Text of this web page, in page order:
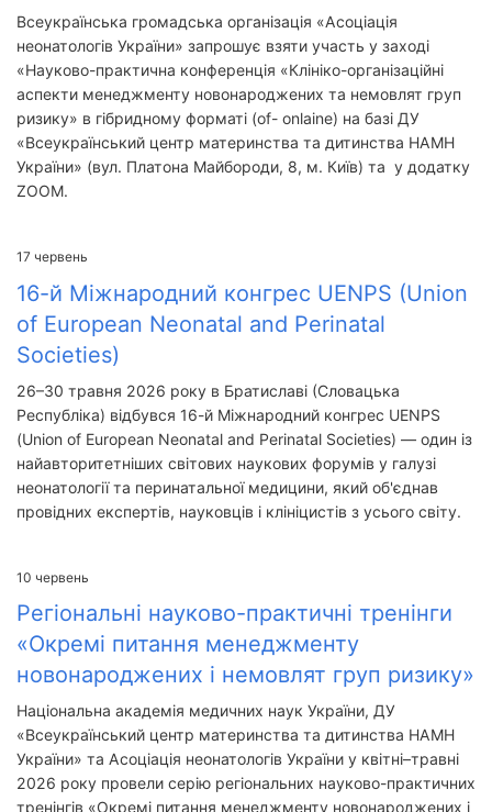
Всеукраїнська громадська організація «Асоціація
неонатологів України» запрошує взяти участь у заході
«Науково-практична конференція «Клініко-організаційні
аспекти менеджменту новонароджених та немовлят груп
ризику» в гібридному форматі (of- onlaine) на базі ДУ
«Всеукраїнський центр материнства та дитинства НАМН
України» (вул. Платона Майбороди, 8, м. Київ) та у додатку
ZOOM.
17 червень
16-й Міжнародний конгрес UENPS (Union
of European Neonatal and Perinatal
Societies)
26–30 травня 2026 року в Братиславі (Словацька
Республіка) відбувся 16-й Міжнародний конгрес UENPS
(Union of European Neonatal and Perinatal Societies) — один із
найавторитетніших світових наукових форумів у галузі
неонатології та перинатальної медицини, який об'єднав
провідних експертів, науковців і клініцистів з усього світу.
10 червень
Регіональні науково-практичні тренінги
«Окремі питання менеджменту
новонароджених і немовлят груп ризику»
Національна академія медичних наук України, ДУ
«Всеукраїнський центр материнства та дитинства НАМН
України» та Асоціація неонатологів України у квітні–травні
2026 року провели серію регіональних науково-практичних
тренінгів «Окремі питання менеджменту новонароджених і